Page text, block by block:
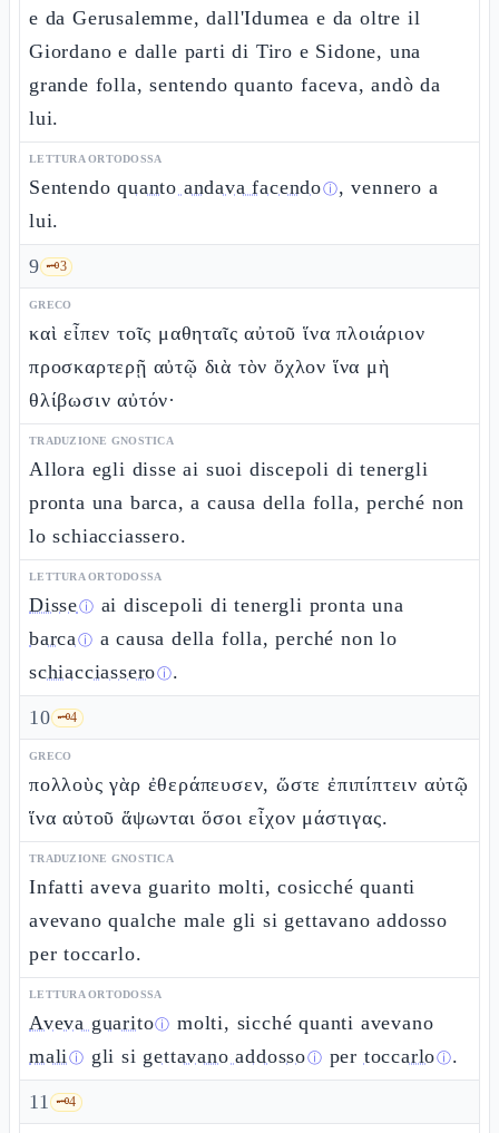
e da Gerusalemme, dall'Idumea e da oltre il
Giordano e dalle parti di Tiro e Sidone, una
grande folla, sentendo quanto faceva, andò da
lui.
LETTURA ORTODOSSA
Sentendoquanto andava facendoⓘ, vennero a
lui.
9 🗝️3
GRECO
καὶ εἶπεν τοῖς μαθηταῖς αὐτοῦ ἵνα πλοιάριον
προσκαρτερῇ αὐτῷ διὰ τὸν ὄχλον ἵνα μὴ
θλίβωσιν αὐτόν·
TRADUZIONE GNOSTICA
Allora egli disse ai suoi discepoli di tenergli
pronta una barca, a causa della folla, perché non
lo schiacciassero.
LETTURA ORTODOSSA
Disseⓘ ai discepoli di tenergli pronta una
barcaⓘ a causa della folla, perché non lo
schiacciasseroⓘ.
10 🗝️4
GRECO
πολλοὺς γὰρ ἐθεράπευσεν, ὥστε ἐπιπίπτειν αὐτῷ
ἵνα αὐτοῦ ἅψωνται ὅσοι εἶχον μάστιγας.
TRADUZIONE GNOSTICA
Infatti aveva guarito molti, cosicché quanti
avevano qualche male gli si gettavano addosso
per toccarlo.
LETTURA ORTODOSSA
Aveva guaritoⓘ molti, sicché quanti avevano
maliⓘ gli si gettavano addossoⓘ per toccarloⓘ.
11 🗝️4